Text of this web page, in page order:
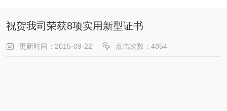
祝贺我司荣获8项实用新型证书
更新时间：2015-09-22 点击次数：4854